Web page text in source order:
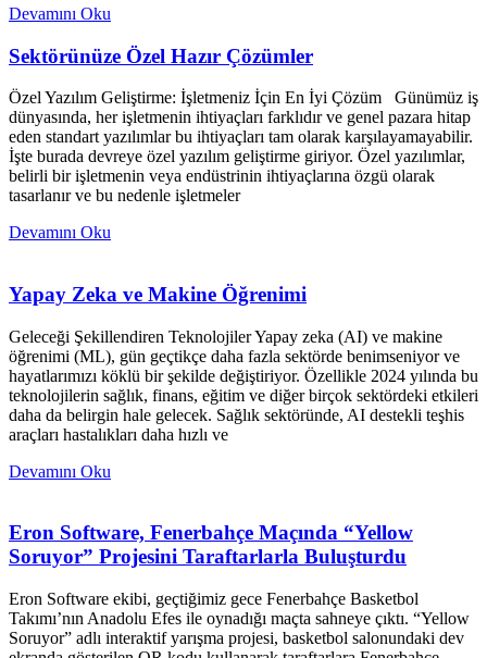
Devamını Oku
Sektörünüze Özel Hazır Çözümler
Özel Yazılım Geliştirme: İşletmeniz İçin En İyi Çözüm Günümüz iş
dünyasında, her işletmenin ihtiyaçları farklıdır ve genel pazara hitap
eden standart yazılımlar bu ihtiyaçları tam olarak karşılayamayabilir.
İşte burada devreye özel yazılım geliştirme giriyor. Özel yazılımlar,
belirli bir işletmenin veya endüstrinin ihtiyaçlarına özgü olarak
tasarlanır ve bu nedenle işletmeler
Devamını Oku
Yapay Zeka ve Makine Öğrenimi
Geleceği Şekillendiren Teknolojiler Yapay zeka (AI) ve makine
öğrenimi (ML), gün geçtikçe daha fazla sektörde benimseniyor ve
hayatlarımızı köklü bir şekilde değiştiriyor. Özellikle 2024 yılında bu
teknolojilerin sağlık, finans, eğitim ve diğer birçok sektördeki etkileri
daha da belirgin hale gelecek. Sağlık sektöründe, AI destekli teşhis
araçları hastalıkları daha hızlı ve
Devamını Oku
Eron Software, Fenerbahçe Maçında “Yellow
Soruyor” Projesini Taraftarlarla Buluşturdu
Eron Software ekibi, geçtiğimiz gece Fenerbahçe Basketbol
Takımı’nın Anadolu Efes ile oynadığı maçta sahneye çıktı. “Yellow
Soruyor” adlı interaktif yarışma projesi, basketbol salonundaki dev